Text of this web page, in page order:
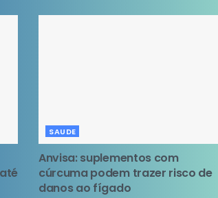
SAUDE
Anvisa: suplementos com
cúrcuma podem trazer risco de
danos ao fígado